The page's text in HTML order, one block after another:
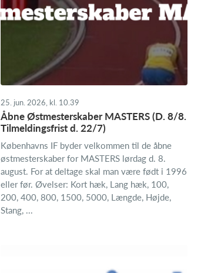
25. jun. 2026, kl. 10.39
Åbne Østmesterskaber MASTERS (D. 8/8.
Tilmeldingsfrist d. 22/7)
Københavns IF byder velkommen til de åbne
østmesterskaber for MASTERS lørdag d. 8.
august. For at deltage skal man være født i 1996
eller før. Øvelser: Kort hæk, Lang hæk, 100,
200, 400, 800, 1500, 5000, Længde, Højde,
Stang, ...